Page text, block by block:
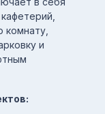
комнату,
и